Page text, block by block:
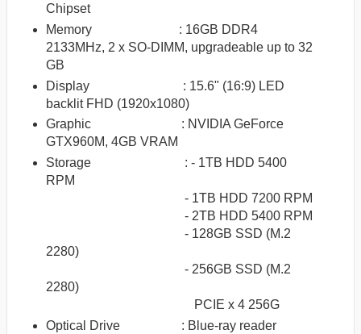
Chipset
Memory : 16GB DDR4
2133MHz, 2 x SO-DIMM, upgradeable up to 32
GB
Display : 15.6" (16:9) LED
backlit FHD (1920x1080)
Graphic : NVIDIA GeForce
GTX960M, 4GB VRAM
Storage : - 1TB HDD 5400
RPM
- 1TB HDD 7200 RPM
- 2TB HDD 5400 RPM
- 128GB SSD (M.2
2280)
- 256GB SSD (M.2
2280)
PCIE x 4 256G
Optical Drive: Blue-ray reader